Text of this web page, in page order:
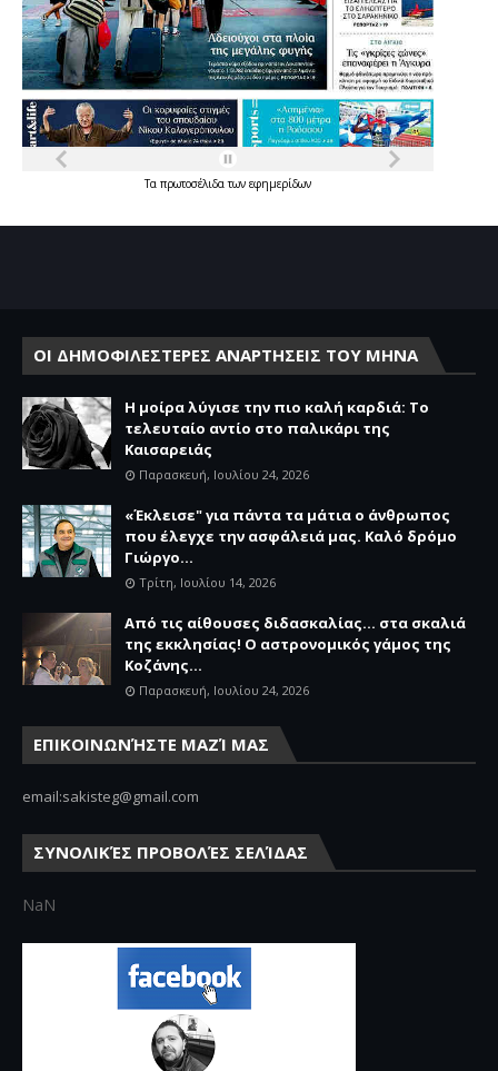
Τα πρωτοσέλιδατων εφημερίδων
ΟΙ ΔΗΜΟΦΙΛΕΣΤΕΡΕΣ ΑΝΑΡΤΗΣΕΙΣ ΤΟΥ ΜΗΝΑ
Η μοίρα λύγισε την πιο καλή καρδιά: Το
τελευταίο αντίο στο παλικάρι της
Καισαρειάς
Παρασκευή, Ιουλίου 24, 2026
«Έκλεισε" για πάντα τα μάτια ο άνθρωπος
που έλεγχε την ασφάλειά μας. Καλό δρόμο
Γιώργο...
Τρίτη, Ιουλίου 14, 2026
Από τις αίθουσες διδασκαλίας… στα σκαλιά
της εκκλησίας! Ο αστρονομικός γάμος της
Κοζάνης...
Παρασκευή, Ιουλίου 24, 2026
ΕΠΙΚΟΙΝΩΝΉΣΤΕ ΜΑΖΊ ΜΑΣ
email:sakisteg@gmail.com
ΣΥΝΟΛΙΚΈΣ ΠΡΟΒΟΛΈΣ ΣΕΛΊΔΑΣ
NaN